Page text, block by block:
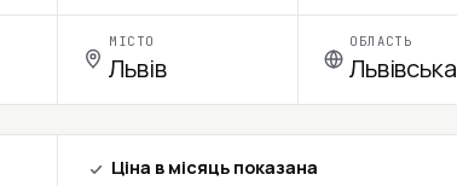
МІСТО
Львів
ОБЛАСТЬ
Львівська
Ціна в місяць показана